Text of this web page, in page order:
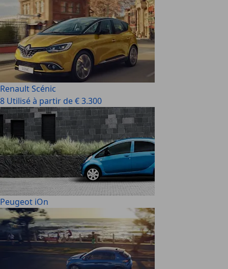
Renault Scénic
8 Utilisé à partir de € 3.300
Peugeot iOn